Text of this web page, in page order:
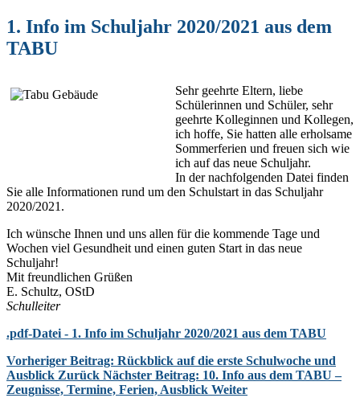
1. Info im Schuljahr 2020/2021 aus dem
TABU
Sehr geehrte Eltern, liebe
Schülerinnen und Schüler, sehr
geehrte Kolleginnen und Kollegen,
ich hoffe, Sie hatten alle erholsame
Sommerferien und freuen sich wie
ich auf das neue Schuljahr.
In der nachfolgenden Datei finden
Sie alle Informationen rund um den Schulstart in das Schuljahr
2020/2021.
Ich wünsche Ihnen und uns allen für die kommende Tage und
Wochen viel Gesundheit und einen guten Start in das neue
Schuljahr!
Mit freundlichen Grüßen
E. Schultz, OStD
Schulleiter
.pdf-Datei - 1. Info im Schuljahr 2020/2021 aus dem TABU
Vorheriger Beitrag: Rückblick auf die erste Schulwoche und
Ausblick Zurück Nächster Beitrag: 10. Info aus dem TABU –
Zeugnisse, Termine, Ferien, Ausblick Weiter